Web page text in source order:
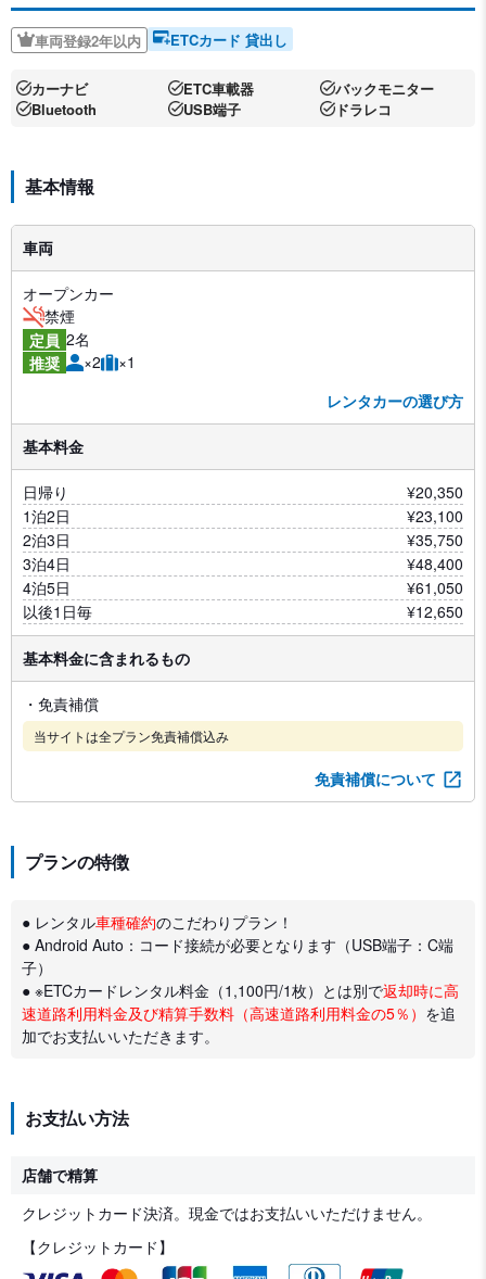
車両登録2年以内 ETCカード 貸出し
カーナビ ETC車載器
バックモニター
Bluetooth
USB端子 ドラレコ
基本情報
車両
オープンカー
禁煙
定員 2名
推奨
×2
×1
レンタカーの選び方
基本料金
日帰り
¥20,350
1泊2日
¥23,100
2泊3日
¥35,750
3泊4日
¥48,400
4泊5日
¥61,050
以後1日毎
¥12,650
基本料金に含まれるもの
・免責補償
当サイトは全プラン免責補償込み
免責補償について
プランの特徴
● レンタル車種確約のこだわりプラン！
● Android Auto：コード接続が必要となります（USB端子：C端
子）
● ※ETCカードレンタル料金（1,100円/1枚）とは別で返却時に高
速道路利用料金及び精算手数料（高速道路利用料金の5％） を追
加でお支払いいただきます。
お支払い方法
店舗で精算
クレジットカード決済。現金ではお支払いいただけません。
【クレジットカード】